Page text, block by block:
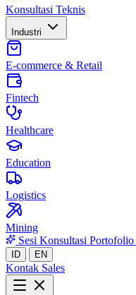
Konsultasi Teknis
Industri
E-commerce & Retail
Fintech
Healthcare
Education
Logistics
Mining
Sesi Konsultasi Portofolio
ID EN
Kontak Sales